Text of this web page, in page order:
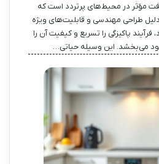
مؤثر در محیط‌های پرتردد است که
طراحی مهندسی و قابلیت‌های ویژه
فرآیند پاکیزگی را تسریع و کیفیت آن را
می‌بخشد. این وسیله حیاتی…